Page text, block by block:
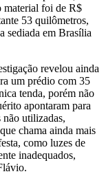
material foi de R$
53 quilômetros,
sediada em Brasília
revelou ainda
um prédio com 35
tenda, porém não
apontaram para
utilizadas,
chama ainda mais
como luzes de
inadequados,